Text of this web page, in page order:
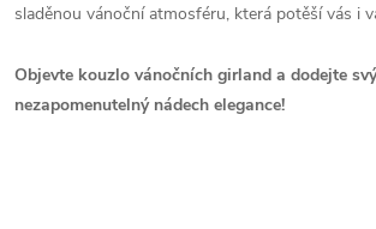
sladěnou vánoční atmosféru, která potěší vás i
Objevte kouzlo vánočních girland a dodejte
nezapomenutelný nádech elegance!